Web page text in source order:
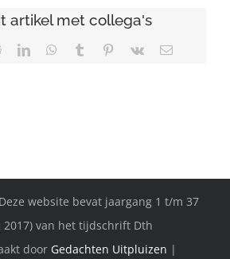
artikel met collega's
RedditLinkedInWhatsApp
Tumblr Pinterest
Vk
E-
website bevat jaargang 1 t/m 37
2017) van het tijdschrift Dth
door Gedachten Uitpluizen |